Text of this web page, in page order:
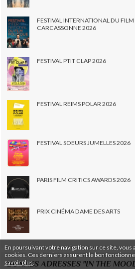
En poursuivant votre navigation sur ce site,
cookies. Ces derniers assurent le bon
savoir plus.
FESTIVAL INTERNATIONAL DU
CARCASSONNE 2026
FESTIVAL PTIT CLAP 2026
FESTIVAL REIMS POLAR 2026
FESTIVAL SOEURS JUMELLES 2026
PARIS FILM CRITICS AWARDS 2026
PRIX CINÉMA DAME DES ARTS
BONNES ADRESSES "IN THE